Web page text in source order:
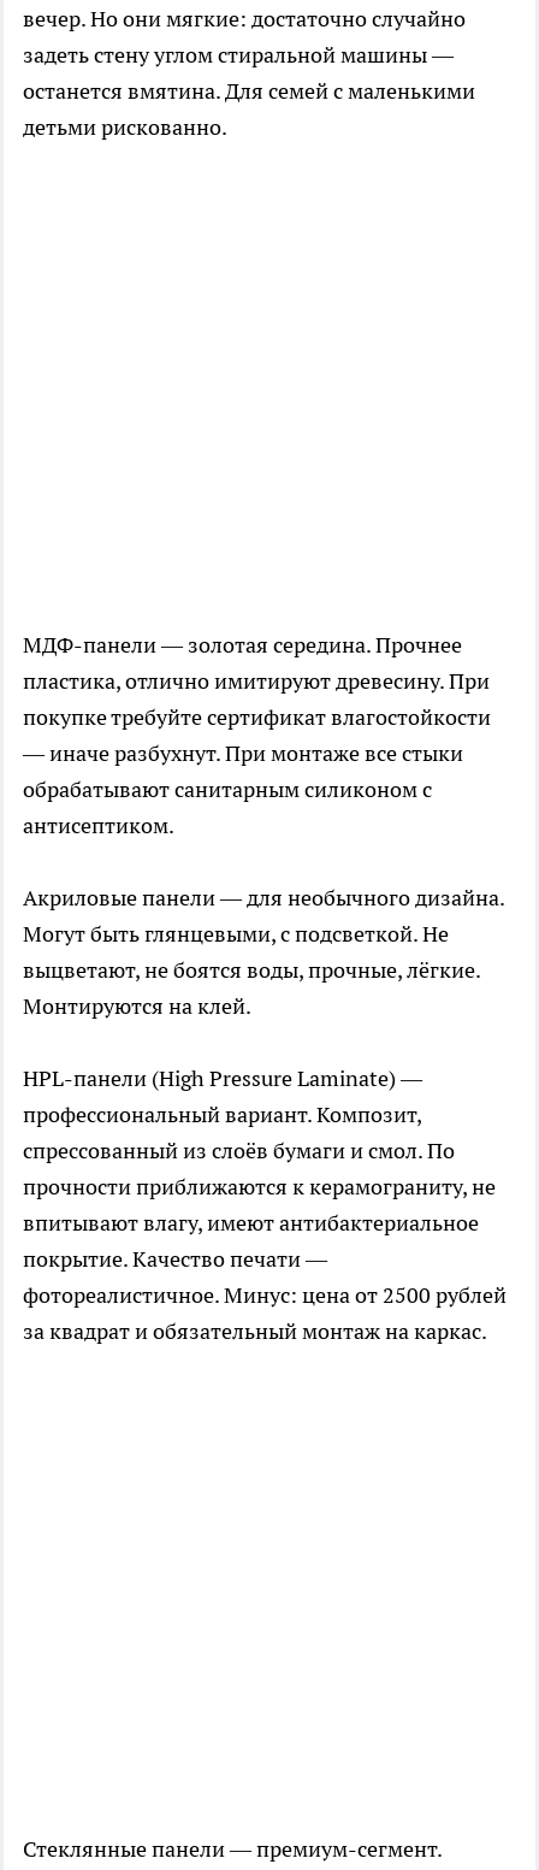
вечер. Но они мягкие: достаточно случайно
задеть стену углом стиральной машины —
останется вмятина. Для семей с маленькими
детьми рискованно.
МДФ-панели — золотая середина. Прочнее
пластика, отлично имитируют древесину. При
покупке требуйте сертификат влагостойкости
— иначе разбухнут. При монтаже все стыки
обрабатывают санитарным силиконом с
антисептиком.
Акриловые панели — для необычного дизайна.
Могут быть глянцевыми, с подсветкой. Не
выцветают, не боятся воды, прочные, лёгкие.
Монтируются на клей.
HPL-панели (High Pressure Laminate) —
профессиональный вариант. Композит,
спрессованный из слоёв бумаги и смол. По
прочности приближаются к керамограниту, не
впитывают влагу, имеют антибактериальное
покрытие. Качество печати —
фотореалистичное. Минус: цена от 2500 рублей
за квадрат и обязательный монтаж на каркас.
Стеклянные панели — премиум-сегмент.